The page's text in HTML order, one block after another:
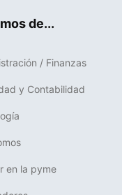
de...
/ Finanzas
y Contabilidad
en la pyme